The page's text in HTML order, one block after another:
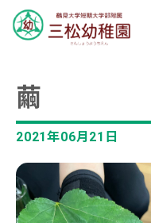
繭
2021年06月21日